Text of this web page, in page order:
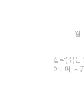
월
집닥(주)는
아니며, 시